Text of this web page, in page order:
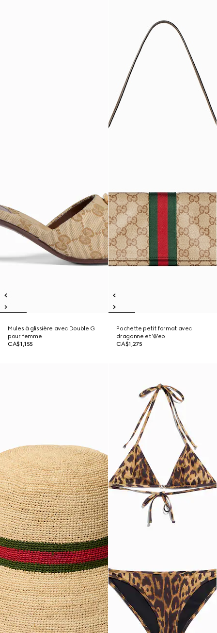
Mules à glissière avec Double G
pour femme
CA$1,155
Pochette petit format avec
dragonne et Web
CA$1,275